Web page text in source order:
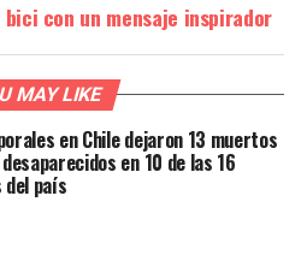
bici con un mensaje inspirador
MAY LIKE
en Chile dejaron 13 muertos
en 10 de las 16
país